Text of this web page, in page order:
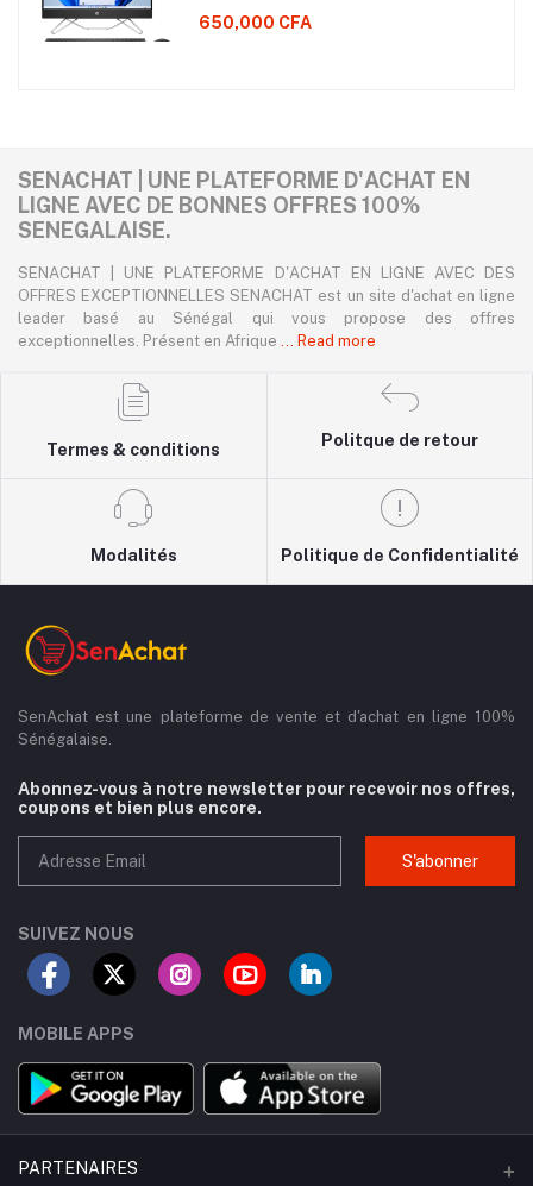
650,000 CFA
SENACHAT | UNE PLATEFORME D'ACHAT EN
LIGNE AVEC DE BONNES OFFRES 100%
SENEGALAISE.
SENACHAT | UNE PLATEFORME D'ACHAT EN LIGNE AVEC DES
OFFRES EXCEPTIONNELLES SENACHAT est un site d'achat en ligne
leader basé au Sénégal qui vous propose des offres
exceptionnelles. Présent en Afrique ... Read more
Termes & conditions
Politque de retour
Modalités Politique de Confidentialité
SenAchat est une plateforme de vente et d'achat en ligne 100%
Sénégalaise.
Abonnez-vous à notre newsletter pour recevoir nos offres,
coupons et bien plus encore.
S'abonner
SUIVEZ NOUS
MOBILE APPS
PARTENAIRES